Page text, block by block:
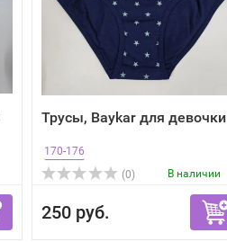
Трусы, Baykar для девочки
170-176
(0)
В наличии
250 руб.